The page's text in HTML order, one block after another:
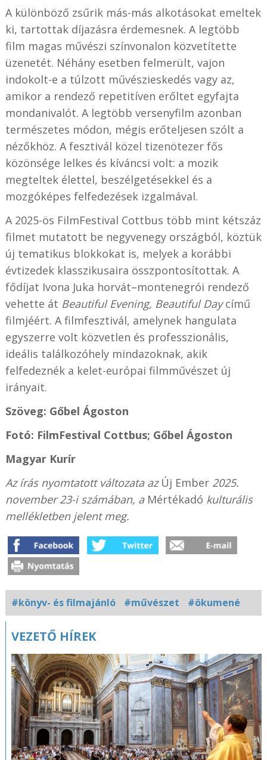
A különböző zsűrik más-más alkotásokat emeltek
ki, tartottak díjazásra érdemesnek. A legtöbb
film magas művészi színvonalon közvetítette
üzenetét. Néhány esetben felmerült, vajon
indokolt-e a túlzott művészieskedés vagy az,
amikor a rendező repetitíven erőltet egyfajta
mondanivalót. A legtöbb versenyfilm azonban
természetes módon, mégis erőteljesen szólt a
nézőkhöz. A fesztivál közel tizenötezer fős
közönsége lelkes és kíváncsi volt: a mozik
megteltek élettel, beszélgetésekkel és a
mozgóképes felfedezések izgalmával.
A 2025-ös FilmFestival Cottbus több mint kétszáz
filmet mutatott be negyvenegy országból, köztük
új tematikus blokkokat is, melyek a korábbi
évtizedek klasszikusaira összpontosítottak. A
fődíjat Ivona Juka horvát–montenegrói rendező
vehette át Beautiful Evening, Beautiful Daycímű
filmjéért. A filmfesztivál, amelynek hangulata
egyszerre volt közvetlen és professzionális,
ideális találkozóhely mindazoknak, akik
felfedeznék a kelet-európai filmművészet új
irányait.
Szöveg: Gőbel Ágoston
Fotó: FilmFestival Cottbus; Gőbel Ágoston
Magyar Kurír
Az írás nyomtatott változata az Új Ember 2025.
november 23-i számában, a Mértékadó kulturális
mellékletben jelent meg.
#könyv- és filmajánló #művészet #ökumené
Kapcsolódó
A nemzetközi
ökumenikus
zsűri
VEZETŐ HÍREK